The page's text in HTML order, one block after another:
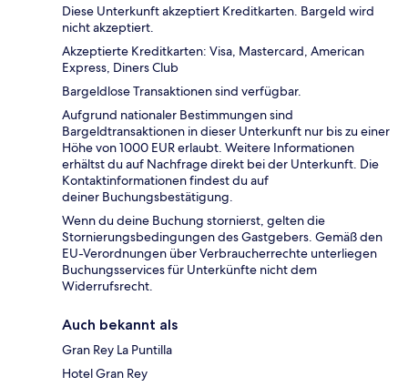
Diese Unterkunft akzeptiert Kreditkarten. Bargeld wird
nicht akzeptiert.
Akzeptierte Kreditkarten: Visa, Mastercard, American
Express, Diners Club
Bargeldlose Transaktionen sind verfügbar.
Aufgrund nationaler Bestimmungen sind
Bargeldtransaktionen in dieser Unterkunft nur bis zu einer
Höhe von 1000 EUR erlaubt. Weitere Informationen
erhältst du auf Nachfrage direkt bei der Unterkunft. Die
Kontaktinformationen findest du auf
deiner Buchungsbestätigung.
Wenn du deine Buchung stornierst, gelten die
Stornierungsbedingungen des Gastgebers. Gemäß den
EU-Verordnungen über Verbraucherrechte unterliegen
Buchungsservices für Unterkünfte nicht dem
Widerrufsrecht.
Auch bekannt als
Gran Rey La Puntilla
Hotel Gran Rey